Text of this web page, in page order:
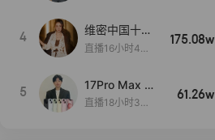
4
维密中国十周
年 与你如此
级品牌日
直播16小时48
175.08w
5
17Pro Max 2
4期免息
直播18小时35
61.26w